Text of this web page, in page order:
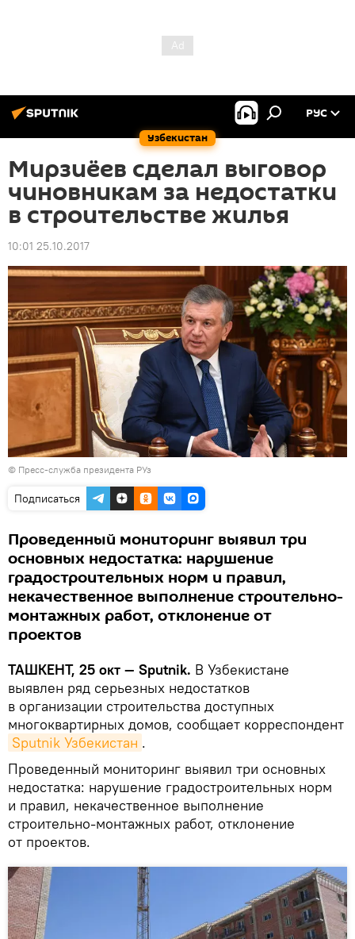
Узбекистан
РУС
Мирзиёев сделал выговор
чиновникам за недостатки
в строительстве жилья
10:01 25.10.2017
© Пресс-служба президента РУз
Подписаться
Проведенный мониторинг выявил три
основных недостатка: нарушение
градостроительных норм и правил,
некачественное выполнение строительно-
монтажных работ, отклонение от
проектов
ТАШКЕНТ, 25 окт — Sputnik. В Узбекистане
выявлен ряд серьезных недостатков
в организации строительства доступных
многоквартирных домов, сообщает корреспондент
Sputnik Узбекистан .
Проведенный мониторинг выявил три основных
недостатка: нарушение градостроительных норм
и правил, некачественное выполнение
строительно-монтажных работ, отклонение
от проектов.